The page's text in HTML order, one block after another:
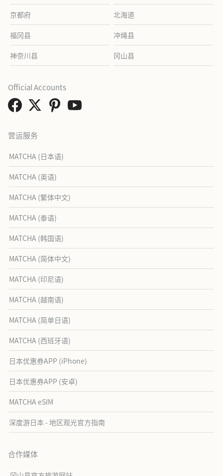
京都府 北海道
福冈县 冲绳县
神奈川县 冈山县
营运服务
MATCHA (日本语)
MATCHA (英语)
MATCHA (繁体中文)
MATCHA (泰语)
MATCHA (韩国语)
MATCHA (简体中文)
MATCHA (印尼语)
MATCHA (越南语)
MATCHA (简单日语)
MATCHA (西班牙语)
日本优惠券APP (iPhone)
日本优惠券APP (安卓)
MATCHA eSIM
深度游日本 - 地区观光官方指南
合作媒体
Official Accounts